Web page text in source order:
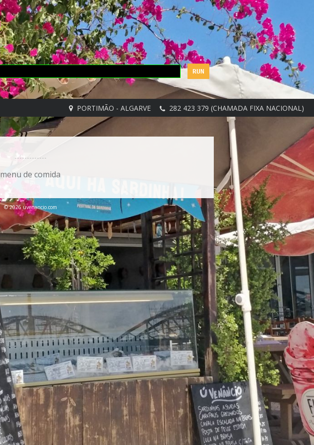
282 423 379 (CHAMADA FIXA NACIONAL)
PORTIMÃO - ALGARVE
menu de comida
© 2026 uvenancio.com